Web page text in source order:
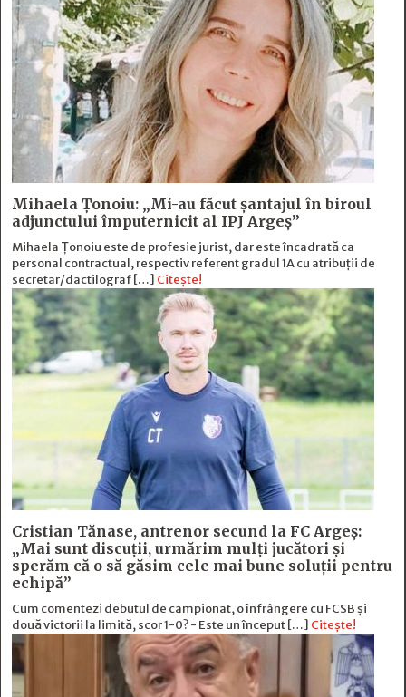
Mihaela Ţonoiu: „Mi-au făcut şantajul în biroul
adjunctului împuternicit al IPJ Argeş”
Mihaela Ţonoiu este de profesie jurist, dar este încadrată ca
personal contractual, respectiv referent gradul 1A cu atribuții de
secretar/dactilograf […] Citește!
Cristian Tănase, antrenor secund la FC Argeş:
„Mai sunt discuţii, urmărim mulţi jucători şi
sperăm că o să găsim cele mai bune soluţii pentru
echipă”
Cum comentezi debutul de campionat, o înfrângere cu FCSB și
două victorii la limită, scor 1-0? - Este un început […] Citește!